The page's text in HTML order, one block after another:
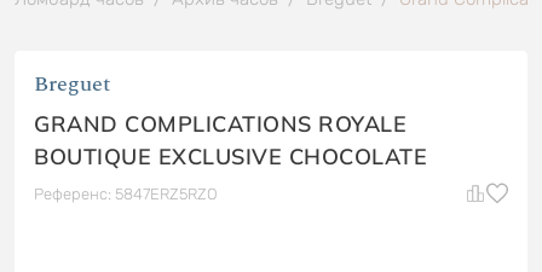
Breguet
GRAND COMPLICATIONS ROYALE
BOUTIQUE EXCLUSIVE CHOCOLATE
Референс: 5847ERZ5RZO